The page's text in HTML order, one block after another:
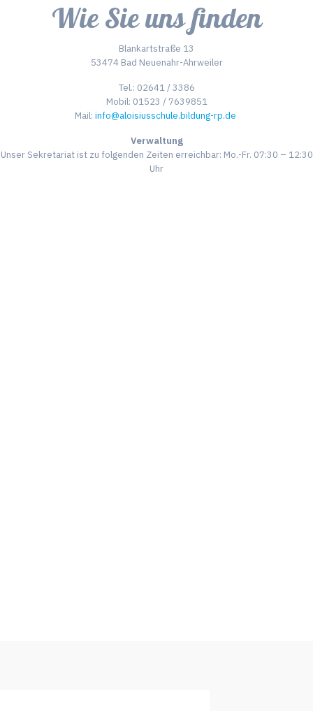
Wie Sie uns finden
Blankartstraße 13
53474 Bad Neuenahr-Ahrweiler
Tel.: 02641 / 3386
Mobil: 01523 / 7639851
Mail: info@aloisiusschule.bildung-rp.de
Verwaltung
Unser Sekretariat ist zu folgenden Zeiten erreichbar: Mo.-Fr. 07:30 – 12:30
Uhr